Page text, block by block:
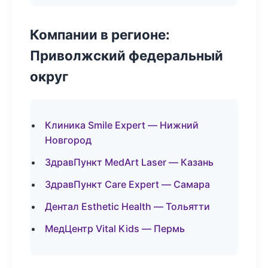
Компании в регионе:
Приволжский федеральный
округ
Клиника Smile Expert — Нижний
Новгород
ЗдравПункт MedArt Laser — Казань
ЗдравПункт Care Expert — Самара
Дентал Esthetic Health — Тольятти
МедЦентр Vital Kids — Пермь